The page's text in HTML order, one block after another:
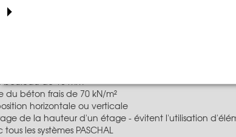
LOGO.3 de 270
de 270 cm de la gamme LOGO.
différentes largeurs
massif profilé
de 16 mm
du béton frais de 70 kN/m²
horizontale ou verticale
de la hauteur d'un étage - évitent l'utilisation
les systèmes PASCHAL